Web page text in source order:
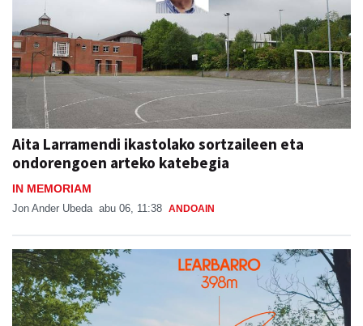
Aita Larramendi ikastolako sortzaileen eta
ondorengoen arteko katebegia
IN MEMORIAM
Jon Ander Ubeda abu 06, 11:38 ANDOAIN